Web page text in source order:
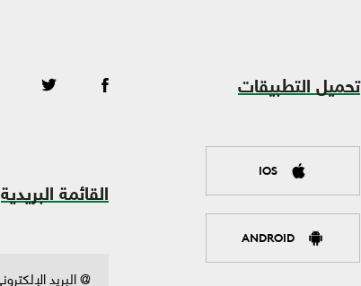
تحميل التطبيقات
IOS
ANDROID
القائمة البريدية